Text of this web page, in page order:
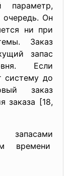
параметр,
очередь. Он
ни при
Заказ
запас
Если
систему до
заказ
заказа [18,
времени